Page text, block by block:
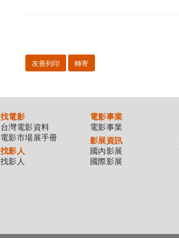
友善列印 轉寄
找電影
台灣電影資料
電影市場展手冊
找影人
找影人
電影事業
電影事業
影展資訊
國內影展
國際影展